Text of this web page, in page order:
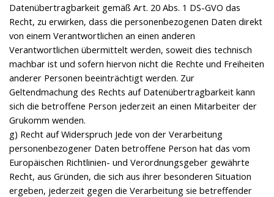
Datenübertragbarkeit gemäß Art. 20 Abs. 1 DS-GVO das
Recht, zu erwirken, dass die personenbezogenen Daten direkt
von einem Verantwortlichen an einen anderen
Verantwortlichen übermittelt werden, soweit dies technisch
machbar ist und sofern hiervon nicht die Rechte und Freiheiten
anderer Personen beeinträchtigt werden. Zur
Geltendmachung des Rechts auf Datenübertragbarkeit kann
sich die betroffene Person jederzeit an einen Mitarbeiter der
Grukomm wenden.
g) Recht auf Widerspruch Jede von der Verarbeitung
personenbezogener Daten betroffene Person hat das vom
Europäischen Richtlinien- und Verordnungsgeber gewährte
Recht, aus Gründen, die sich aus ihrer besonderen Situation
ergeben, jederzeit gegen die Verarbeitung sie betreffender